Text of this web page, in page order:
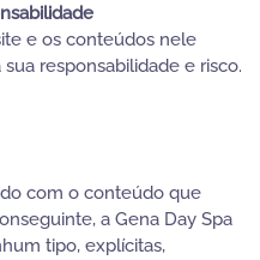
e os conteúdos nele
responsabilidade e risco.
com o conteúdo que
a Gena Day Spa
tipo, explícitas,